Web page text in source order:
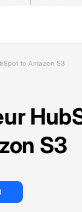
to Amazon S3
S3